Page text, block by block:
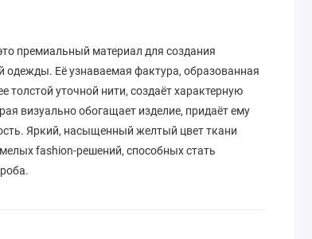
премиальный материал для создания
одежды. Её узнаваемая фактура, образованная
толстой уточной нити, создаёт характерную
визуально обогащает изделие, придаёт ему
Яркий, насыщенный желтый цвет ткани
fashion-решений, способных стать